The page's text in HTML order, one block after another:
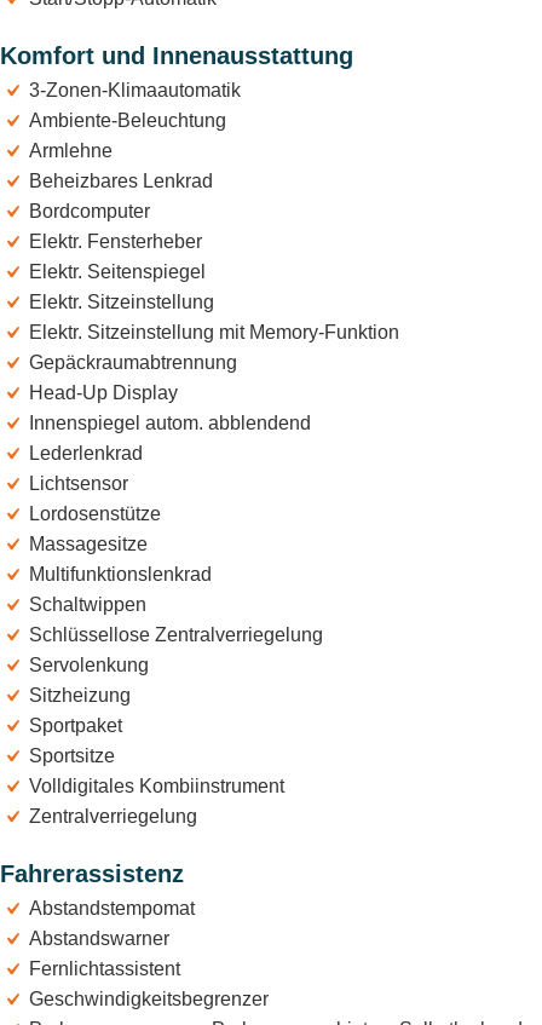
Komfort und Innenausstattung
3-Zonen-Klimaautomatik
Ambiente-Beleuchtung
Armlehne
Beheizbares Lenkrad
Bordcomputer
Elektr. Fensterheber
Elektr. Seitenspiegel
Elektr. Sitzeinstellung
Elektr. Sitzeinstellung mit Memory-Funktion
Gepäckraumabtrennung
Head-Up Display
Innenspiegel autom. abblendend
Lederlenkrad
Lichtsensor
Lordosenstütze
Massagesitze
Multifunktionslenkrad
Schaltwippen
Schlüssellose Zentralverriegelung
Servolenkung
Sitzheizung
Sportpaket
Sportsitze
Volldigitales Kombiinstrument
Zentralverriegelung
Fahrerassistenz
Abstandstempomat
Abstandswarner
Fernlichtassistent
Geschwindigkeitsbegrenzer